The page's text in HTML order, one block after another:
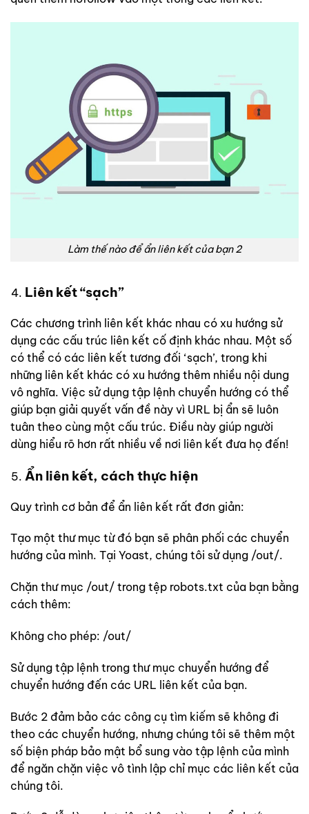
Làm thế nào để ẩn liên kết của bạn 2
Liên kết “sạch”
Các chương trình liên kết khác nhau có xu hướng sử
dụng các cấu trúc liên kết cố định khác nhau. Một số
có thể có các liên kết tương đối ‘sạch’, trong khi
những liên kết khác có xu hướng thêm nhiều nội dung
vô nghĩa. Việc sử dụng tập lệnh chuyển hướng có thể
giúp bạn giải quyết vấn đề này vì URL bị ẩn sẽ luôn
tuân theo cùng một cấu trúc. Điều này giúp người
dùng hiểu rõ hơn rất nhiều về nơi liên kết đưa họ đến!
Ẩn liên kết, cách thực hiện
Quy trình cơ bản để ẩn liên kết rất đơn giản:
Tạo một thư mục từ đó bạn sẽ phân phối các chuyển
hướng của mình. Tại Yoast, chúng tôi sử dụng /out/.
Chặn thư mục /out/ trong tệp robots.txt của bạn bằng
cách thêm:
Không cho phép: /out/
Sử dụng tập lệnh trong thư mục chuyển hướng để
chuyển hướng đến các URL liên kết của bạn.
Bước 2 đảm bảo các công cụ tìm kiếm sẽ không đi
theo các chuyển hướng, nhưng chúng tôi sẽ thêm một
số biện pháp bảo mật bổ sung vào tập lệnh của mình
để ngăn chặn việc vô tình lập chỉ mục các liên kết của
chúng tôi.